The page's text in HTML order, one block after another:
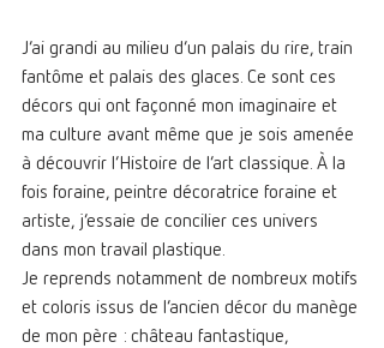
J’ai grandi au milieu d’un palais du rire, train
fantôme et palais des glaces. Ce sont ces
décors qui ont façonné mon imaginaire et
ma culture avant même que je sois amenée
à découvrir l’Histoire de l’art classique. À la
fois foraine, peintre décoratrice foraine et
artiste, j’essaie de concilier ces univers
dans mon travail plastique.
Je reprends notamment de nombreux motifs
et coloris issus de l’ancien décor du manège
de mon père : château fantastique,